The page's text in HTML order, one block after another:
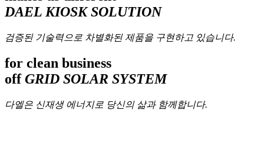
DAEL KIOSK SOLUTION
검증된 기술력으로 차별화된 제품을 구현하고 있습니다.
for clean business
offGRID SOLAR SYSTEM
다엘은 신재생 에너지로 당신의 삶과 함께합니다.